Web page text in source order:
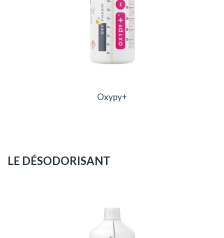
Oxypy+
LE DÉSODORISANT